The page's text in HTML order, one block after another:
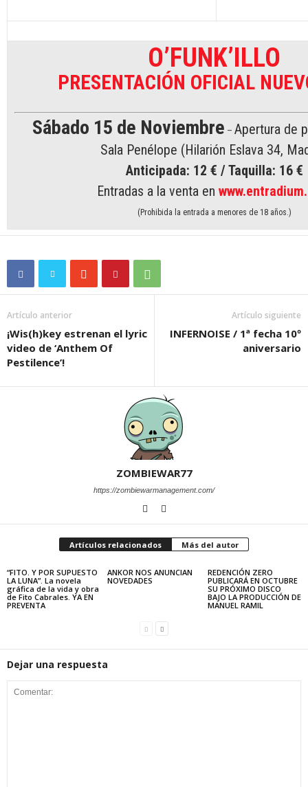
O’FUNK’ILLO
PRESENTACIÓN OFICIAL
Sábado 15 de Noviembre – Apertura de
Sala Penélope (Hilarión Eslava 34,
Anticipada: 12 € / Taquilla: 16 €
Entradas a la venta en
(Prohibida la entrada a menores de 18 años.)
Artículo anterior
¡Wis(h)key estrenan el lyric
video de ‘Anthem Of
Pestilence’!
Artículo siguiente
INFERNOISE / 1ª fecha 10º
aniversario
ZOMBIEWAR77
https://zombiewarmanagement.com/
Artículos relacionados Más del autor
“FITO. Y POR SUPUESTO
LA LUNA”. La novela
gráfica de la vida y obra
de Fito Cabrales. YA EN
PREVENTA
ANKOR NOS ANUNCIAN
NOVEDADES
REDENCIÓN ZERO
PUBLICARÁ EN OCTUBRE
SU PRÓXIMO DISCO
BAJO LA PRODUCCIÓN DE
MANUEL RAMIL
Dejar una respuesta